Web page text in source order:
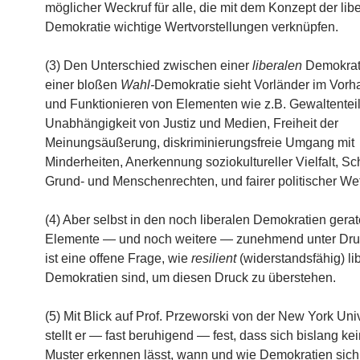
möglicher Weckruf für alle, die mit dem Konzept der
Demokratie wichtige Wertvorstellungen verknüpfen.
(3) Den Unterschied zwischen einer liberalen
einer bloßen Wahl-Demokratie sieht Vorländer im
und Funktionieren von Elementen wie z.B.
Unabhängigkeit von Justiz und Medien, Freiheit der
Meinungsäußerung, diskriminierungsfreie Umgang mit
Minderheiten, Anerkennung soziokultureller Vielfalt,
Grund- und Menschenrechten, und fairer politischer
(4) Aber selbst in den noch liberalen Demokratien
Elemente — und noch weitere — zunehmend unter
ist eine offene Frage, wie resilient(widerstandsfähig)
Demokratien sind, um diesen Druck zu überstehen.
(5) Mit Blick auf Prof. Przeworski von der New York
stellt er — fast beruhigend — fest, dass sich bislang
Muster erkennen lässt, wann und wie Demokratien